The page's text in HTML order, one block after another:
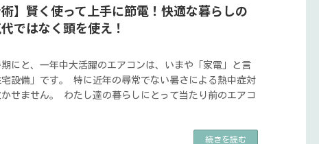
術】賢く使って上手に節電！快適な暮らしの
ではなく頭を使え！
にと、一年中大活躍のエアコンは、いまや「家電」と言
設備」です。 特に近年の尋常でない暑さによる熱中症対
せません。 わたし達の暮らしにとって当たり前のエアコ
続きを読む